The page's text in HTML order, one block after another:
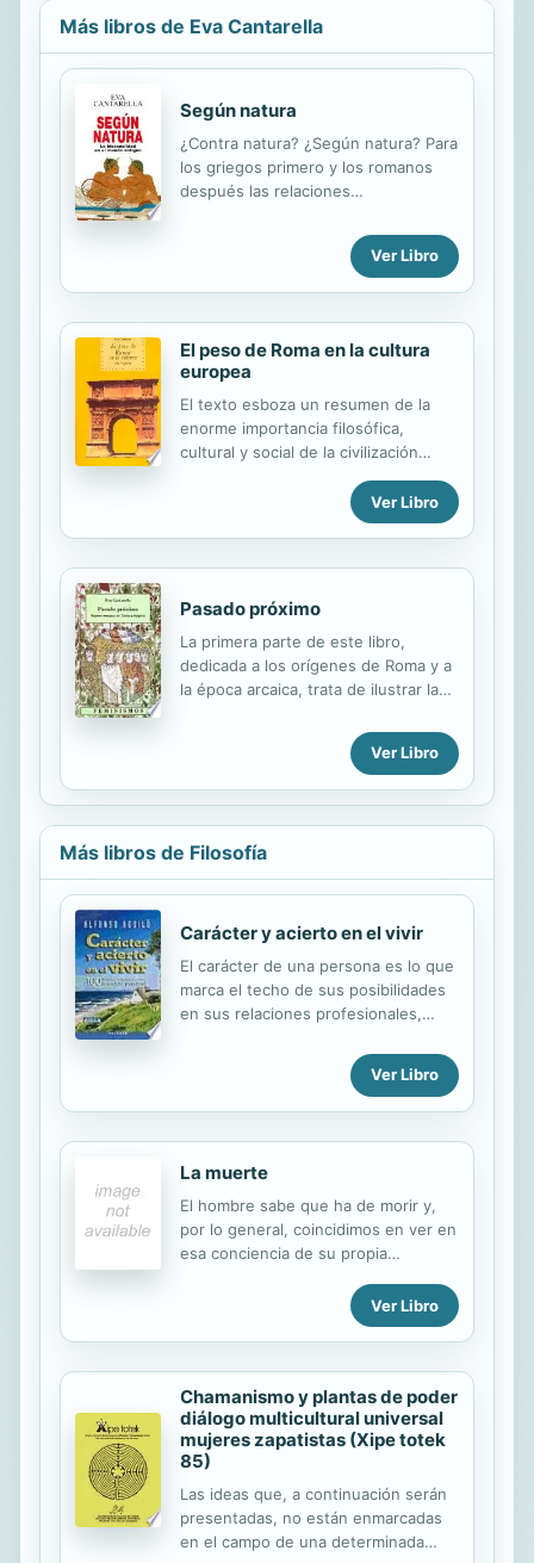
Más libros de Eva Cantarella
Según natura
¿Contra natura? ¿Según natura? Para
los griegos primero y los romanos
después las relaciones
componente no despreciable de las
costumbres establecidas y la cultura.
histórico mucho más reciente, Eva
Cantarella reconstruye un complejo
panorama en el que al análisis de los
aspectos jurídicos de esas relaciones
se suman los testimonios de la
poesía y el mito, los documentos de
la vida cotidiana y las reflexiones de
historiadores, médicos y...
Ver Libro
El peso de Roma en la cultura
europea
El texto esboza un resumen de la
enorme importancia filosófica,
cultural y social de la civilización
evolución de Europa. En también de
destacar la atención de la autora a la
Ver Libro
Pasado próximo
La primera parte de este libro,
dedicada a los orígenes de Roma y a
la época arcaica, trata de ilustrar la
partir del tema del " silencio " . Con la
expresión " silencio femenino " se
hace referencia al silencio impuesto
por los romanos a las mujeres ya
desde el mismo momento en que
éstos dieron vida a la organización
ciudadana. Esta parte traza las líneas
femenina en los albores de la ciudad
comparación con la condición de las
mujeres pertenecientes a las " ethne
" que contribuyeron a...
Ver Libro
Más libros de Filosofía
Carácter y acierto en el vivir
El carácter de una persona es lo que
marca el techo de sus posibilidades
en sus relaciones profesionales,
una reflexión sobre cómo mejorar
algunos aspectos de nuestra
personalidad.
Ver Libro
La muerte
El hombre sabe que ha de morir y,
por lo general, coincidimos en ver en
esa conciencia de su propia
esenciales de la humanidad, junto
con el lenguaje, el pensamiento y la
risa. No obstante las metafísicas,
toda la cultura humana se ha
propuesto como programa vencer a
la muerte. Y la filosofía occidental,
de Platón a Hegel, ha afirmado a su
vez que es en el ejercicio mismo del
pensamiento cómo la muerte y la
finitud se ven superadas. En este
libro, la autora se propone analizar
Ver Libro
Chamanismo y plantas de poder
diálogo multicultural universal
mujeres zapatistas (Xipe totek
85)
Las ideas que, a continuación serán
presentadas, no están enmarcadas
en el campo de una determinada